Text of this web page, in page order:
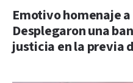
Emotivo homenaje
Desplegaron una
justicia en la previa